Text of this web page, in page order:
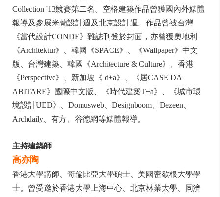
Collection '13競賽第二名。空格建築作品曾獲國內外媒體
報導及參展米蘭設計週及北京設計週。作品曾被台灣
《當代設計CONDE》雜誌刊登於封面，亦曾獲奧地利
《Architektur》、韓國《SPACE》、《Wallpaper》中文
版、台灣建築、韓國《Architecture & Culture》、香港
《Perspective》、新加坡《 d+a》、《居CASE DA
ABITARE》國際中文版、《時代建築T+a》、《城市環
境設計UED》、Domusweb、Designboom、Dezeen、
Archdaily、有方、谷德網等媒體報導。
主持建築師
高亦陶
香港大學講師、哥倫比亞大學碩士、美國密歇根大學學
士。曾受邀於香港大學上海中心、北京林業大學、同濟